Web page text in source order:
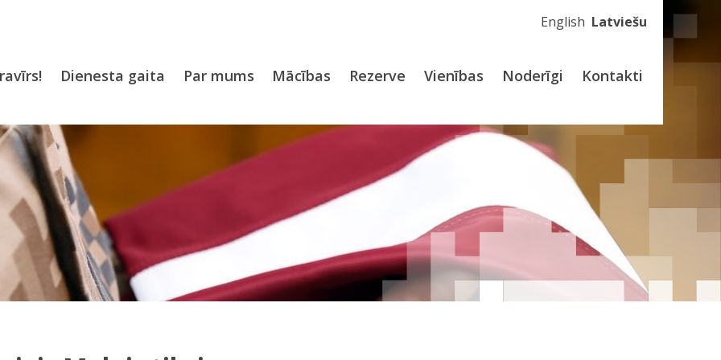
English Latviešu
Dienesta gaita Par mums Mācības Rezerve Vienības Noderīgi Kontakti